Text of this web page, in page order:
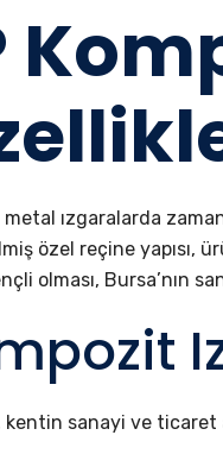
ızgaralarda
özel reçine yapısı,
olması, Bursa’nın
sanayi ve ticaret